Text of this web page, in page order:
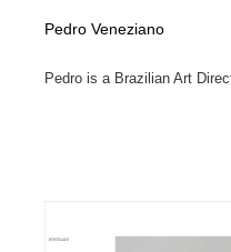
Pedro Veneziano
Pedro is a Brazilian Art